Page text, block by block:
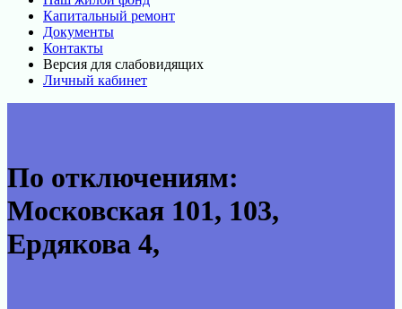
Капитальный ремонт
Документы
Контакты
Версия для слабовидящих
Личный кабинет
По отключениям:
Московская 101, 103,
Ердякова 4,